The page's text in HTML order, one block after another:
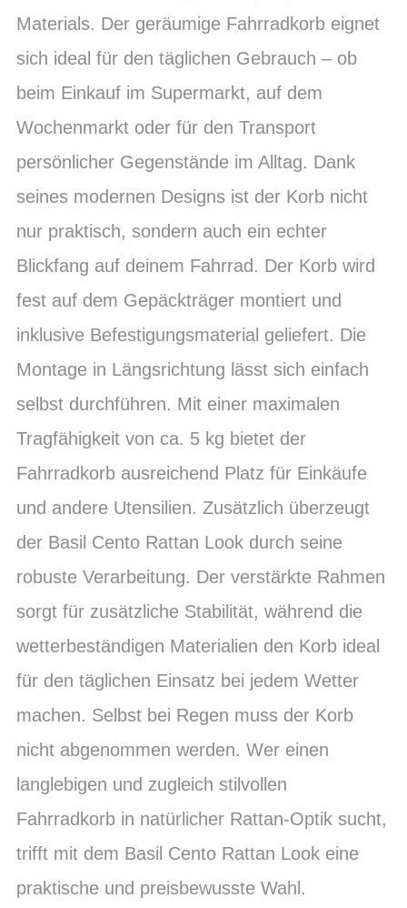
Materials. Der geräumige Fahrradkorb eignet
sich ideal für den täglichen Gebrauch – ob
beim Einkauf im Supermarkt, auf dem
Wochenmarkt oder für den Transport
persönlicher Gegenstände im Alltag. Dank
seines modernen Designs ist der Korb nicht
nur praktisch, sondern auch ein echter
Blickfang auf deinem Fahrrad. Der Korb wird
fest auf dem Gepäckträger montiert und
inklusive Befestigungsmaterial geliefert. Die
Montage in Längsrichtung lässt sich einfach
selbst durchführen. Mit einer maximalen
Tragfähigkeit von ca. 5 kg bietet der
Fahrradkorb ausreichend Platz für Einkäufe
und andere Utensilien. Zusätzlich überzeugt
der Basil Cento Rattan Look durch seine
robuste Verarbeitung. Der verstärkte Rahmen
sorgt für zusätzliche Stabilität, während die
wetterbeständigen Materialien den Korb ideal
für den täglichen Einsatz bei jedem Wetter
machen. Selbst bei Regen muss der Korb
nicht abgenommen werden. Wer einen
langlebigen und zugleich stilvollen
Fahrradkorb in natürlicher Rattan-Optik sucht,
trifft mit dem Basil Cento Rattan Look eine
praktische und preisbewusste Wahl.